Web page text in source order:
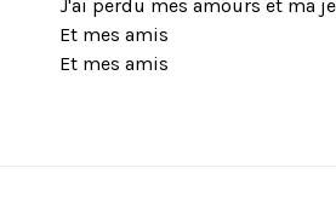
J'ai perdu mes amours et ma
Et mes amis
Et mes amis